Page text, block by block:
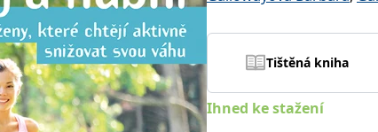
Tištěná kniha
Ihned ke stažení
Nezbytné Analytické Marketingové
základní funkce webových stránek, jako je přihlášení uživatele a správa účtu.